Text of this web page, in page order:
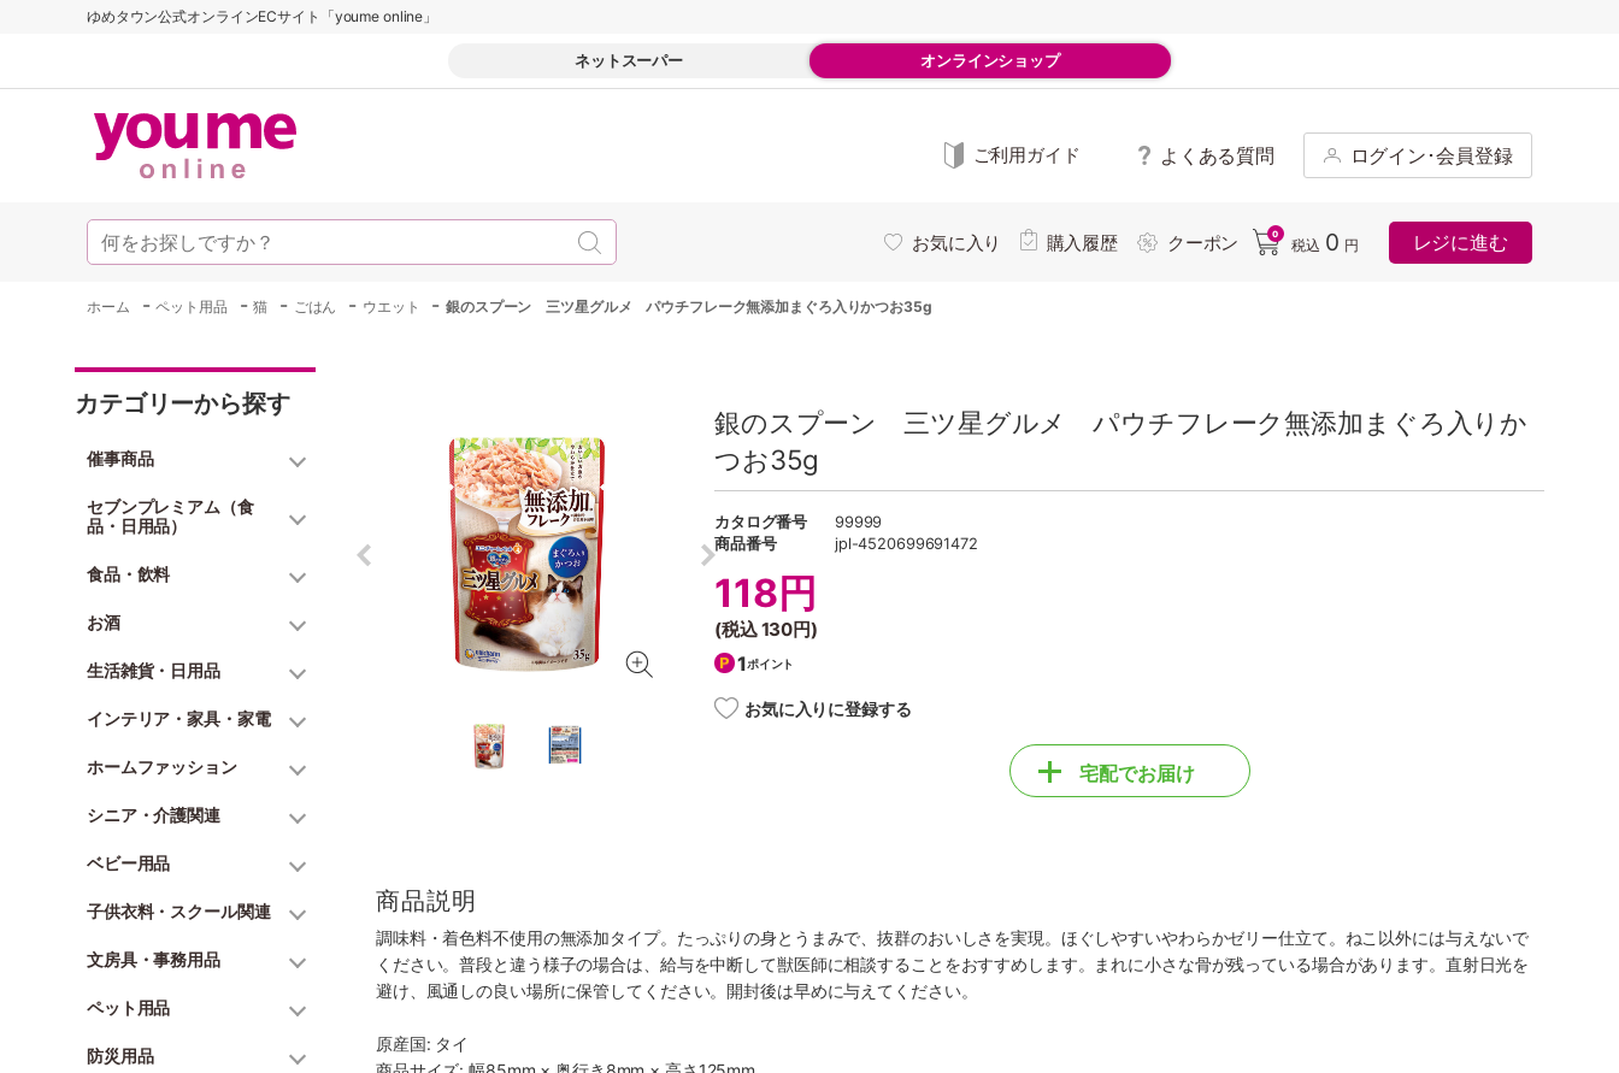
ゆめタウン公式オンラインECサイト「youme online」
ネットスーパー オンラインショップ
ご利用ガイド よくある質問 ログイン･会員登録
お気に入り 購入履歴 クーポン 0
税込 0 円 レジに進む
ホーム -ペット用品 -猫 - ごはん - ウエット -銀のスプーン 三ツ星グルメ パウチフレーク無添加まぐろ入りかつお35g
カテゴリーから探す
催事商品
セブンプレミアム（食
品・日用品）
食品・飲料
お酒
生活雑貨・日用品
インテリア・家具・家電
ホームファッション
シニア・介護関連
ベビー用品
子供衣料・スクール関連
文房具・事務用品
ペット用品
防災用品
銀のスプーン 三ツ星グルメ パウチフレーク無添加まぐろ入りか
つお35g
カタログ番号
99999
商品番号
jpl-4520699691472
118円
(税込130円)
1ポイント
お気に入りに登録する
宅配でお届け
商品説明
調味料・着色料不使用の無添加タイプ。たっぷりの身とうまみで、抜群のおいしさを実現。ほぐしやすいやわらかゼリー仕立て。ねこ以外には与えないで
ください。普段と違う様子の場合は、給与を中断して獣医師に相談することをおすすめします。まれに小さな骨が残っている場合があります。直射日光を
避け、風通しの良い場所に保管してください。開封後は早めに与えてください。
原産国: タイ